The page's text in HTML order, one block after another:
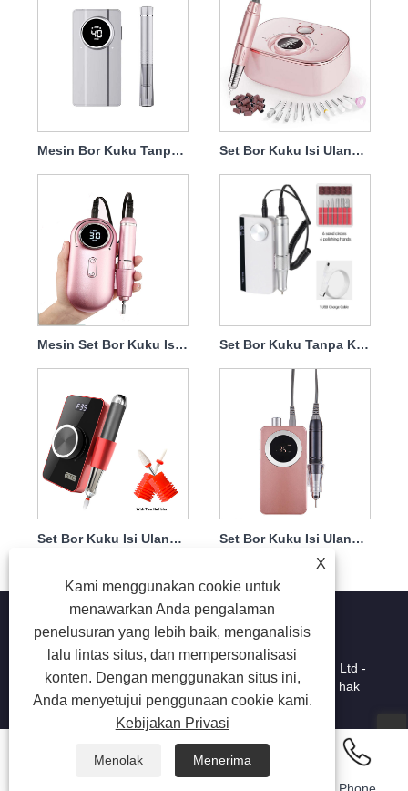
Mesin Bor Kuku Tanpa Kabel Isi Ulang Bertenaga 45w 40000rpm Set Bor Kuku Isi Ulang Dengan Handpiece Kuat 45w 35000rpm
Mesin Set Bor Kuku Isi Ulang 45w 35000rpm Set Bor Kuku Tanpa Kabel Isi Ulang Di Dekat Saya USB 45w 35000rpm
Set Bor Kuku Isi Ulang Bor Kuku Di Jari Kaki 35W 35000Rpm Set Bor Kuku Isi Ulang Kebisingan Rendah 25w 35000rpm
X
Kami menggunakan cookie untuk
menawarkan Anda pengalaman
penelusuran yang lebih baik, menganalisis
lalu lintas situs, dan mempersonalisasi
konten. Dengan menggunakan situs ini,
Anda menyetujui penggunaan cookie kami.
Kebijakan Privasi
Menolak Menerima
Hak Cipta © 2025 Shenzhen Ruina Optoelectronic Co., Ltd -
Lampu kuku, bor kuku, pengumpul debu kuku - semua hak
dilindungi undang -undang.